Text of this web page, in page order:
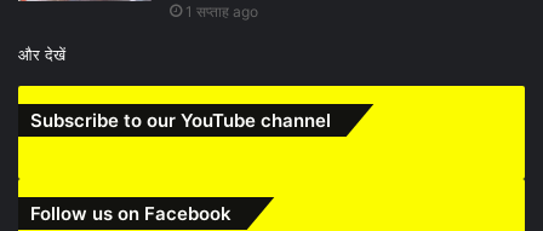
1 सप्ताह ago
और देखें
Subscribe to our YouTube channel
Follow us on Facebook